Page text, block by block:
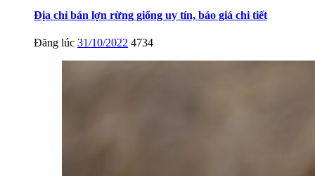
Địa chỉ bán lợn rừng giống uy tín, báo giá chi tiết
Đăng lúc 31/10/2022 4734